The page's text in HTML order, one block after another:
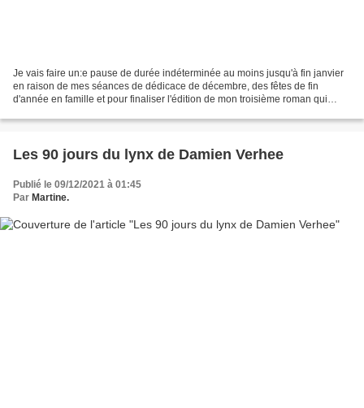
Je vais faire un:e pause de durée indéterminée au moins jusqu'à fin janvier
en raison de mes séances de dédicace de décembre, des fêtes de fin
d'année en famille et pour finaliser l'édition de mon troisième roman qui
Les 90 jours du lynx de Damien Verhee
Publié le 09/12/2021 à 01:45
Par Martine.